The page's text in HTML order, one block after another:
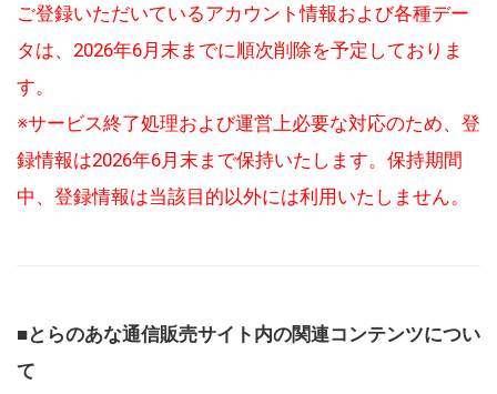
ご登録いただいているアカウント情報および各種デー
タは、2026年6月末までに順次削除を予定しておりま
す。
※サービス終了処理および運営上必要な対応のため、登
録情報は2026年6月末まで保持いたします。保持期間
中、登録情報は当該目的以外には利用いたしません。
■とらのあな通信販売サイト内の関連コンテンツについ
て